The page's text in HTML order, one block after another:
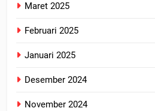
Maret 2025
Februari 2025
Januari 2025
Desember 2024
November 2024